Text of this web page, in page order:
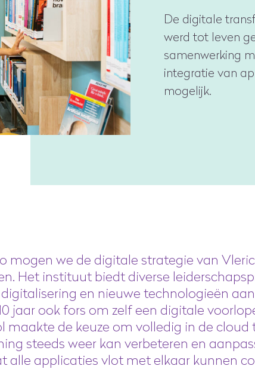
De digitale
werd tot leven
samenwerking
integratie van
mogelijk.
mogen we de digitale strategie van
Het instituut biedt diverse
en nieuwe technologieën
jaar ook fors om zelf een digitale
maakte de keuze om volledig in de cloud
steeds weer kan verbeteren en
alle applicaties vlot met elkaar kunnen